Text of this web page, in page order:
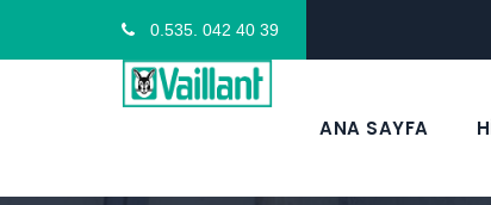
0.535. 042 40 39
ANA SAYFA